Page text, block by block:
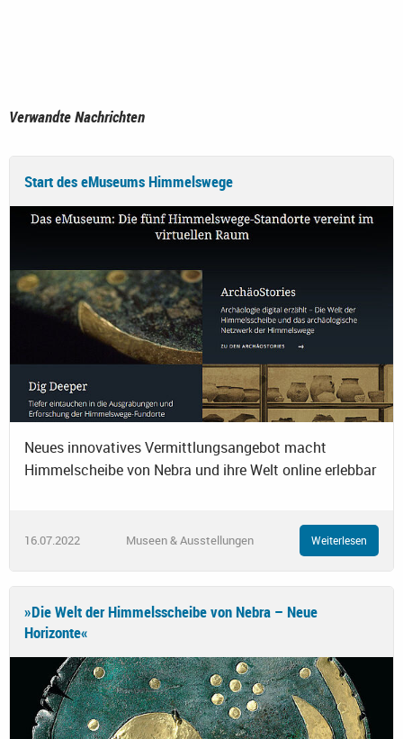
Verwandte Nachrichten
Start des eMuseums Himmelswege
Neues innovatives Vermittlungsangebot macht
Himmelscheibe von Nebra und ihre Welt online erlebbar
16.07.2022 Museen & Ausstellungen Weiterlesen
»Die Welt der Himmelsscheibe von Nebra – Neue
Horizonte«